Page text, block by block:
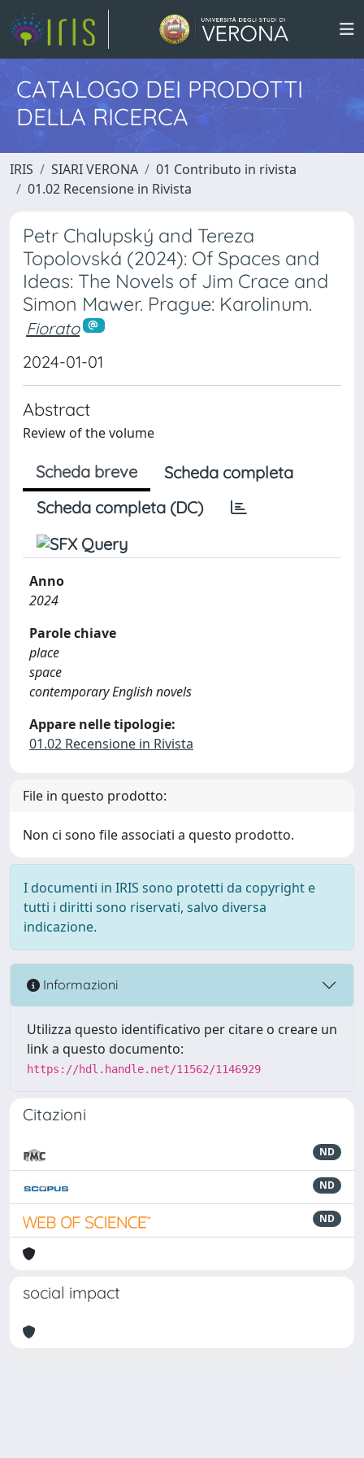
CATALOGO DEI PRODOTTI
DELLA RICERCA
IRIS SIARI VERONA
01 Contributo in rivista
01.02 Recensione in Rivista
Petr Chalupský and Tereza
Topolovská (2024): Of Spaces and
Ideas: The Novels of Jim Crace and
Simon Mawer. Prague: Karolinum.
Fiorato
2024-01-01
Abstract
Review of the volume
Scheda breve
Scheda completa
Scheda completa (DC)
Anno
2024
Parole chiave
place
space
contemporary English novels
Appare nelle tipologie:
01.02 Recensione in Rivista
File in questo prodotto:
Non ci sono file associati a questo prodotto.
I documenti in IRIS sono protetti da copyright e
tutti i diritti sono riservati, salvo diversa
indicazione.
Informazioni
Utilizza questo identificativo per citare o creare un
link a questo documento:
https://hdl.handle.net/11562/1146929
Citazioni
ND
ND
ND
social impact